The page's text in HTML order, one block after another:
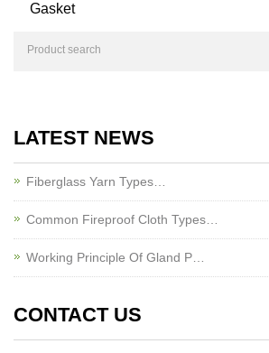
Gasket
LATEST NEWS
Fiberglass Yarn Types…
Common Fireproof Cloth Types…
Working Principle Of Gland P…
CONTACT US